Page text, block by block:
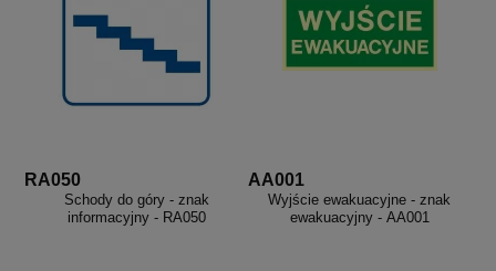
RA050
Schody do góry - znak
informacyjny - RA050
AA001
Wyjście ewakuacyjne - znak
ewakuacyjny - AA001